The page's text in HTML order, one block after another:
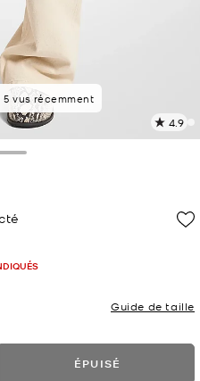
5 vus récemment
4.9
Guide de taille
ÉPUISÉ